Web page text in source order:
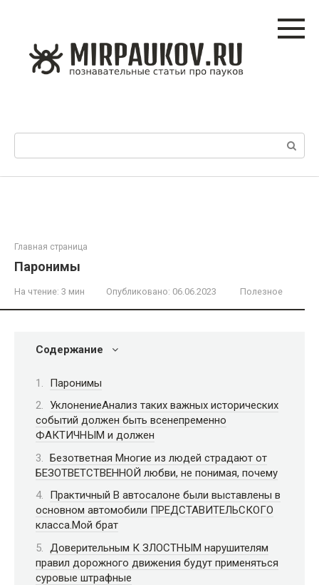
Главная страница
Паронимы
На чтение: 3 мин Опубликовано: 06.06.2023 Полезное
Содержание
Паронимы
УклонениеАнализ таких важных исторических
событий должен быть всенепременно
ФАКТИЧНЫМ и должен
Безответная Многие из людей страдают от
БЕЗОТВЕТСТВЕННОЙ любви, не понимая, почему
Практичный В автосалоне были выставлены в
основном автомобили ПРЕДСТАВИТЕЛЬСКОГО
класса.Мой брат
Доверительным К ЗЛОСТНЫМ нарушителям
правил дорожного движения будут применяться
суровые штрафные